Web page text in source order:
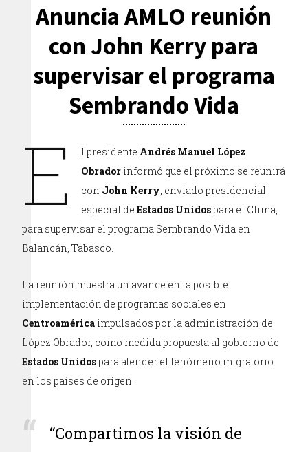
Anuncia AMLO reunión
con John Kerry para
supervisar el programa
Sembrando Vida
E l presidente Andrés Manuel López
Obrador informó que el próximo se reunirá
con John Kerry, enviado presidencial
especial deEstados Unidospara el Clima,
para supervisar el programa Sembrando Vida en
Balancán, Tabasco.
La reunión muestra un avance en la posible
implementación de programas sociales en
Centroamérica impulsados por la administración de
López Obrador, como medida propuesta al gobierno de
Estados Unidospara atender el fenómeno migratorio
en los países de origen.
“Compartimos la visión de